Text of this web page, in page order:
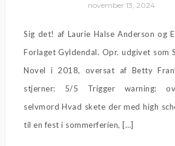
november 13, 2024
Sig det! af Laurie Halse Anderson og
Forlaget Gyldendal. Opr. udgivet som
Novel i 2018, oversat af Betty
stjerner: 5/5 Trigger warning:
selvmord Hvad skete der med high
til en fest i sommerferien, […]